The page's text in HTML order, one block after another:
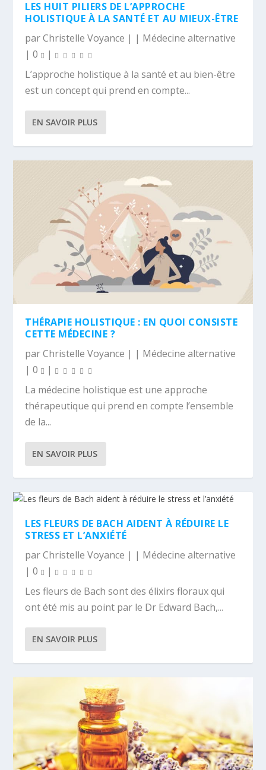
LES HUIT PILIERS DE L’APPROCHE
HOLISTIQUE À LA SANTÉ ET AU MIEUX-ÊTRE
parChristelle Voyance | | Médecine alternative
|0
|
L’approche holistique à la santé et au bien-être
est un concept qui prend en compte...
EN SAVOIR PLUS
THÉRAPIE HOLISTIQUE : EN QUOI CONSISTE
CETTE MÉDECINE ?
parChristelle Voyance | | Médecine alternative
|0
|
La médecine holistique est une approche
thérapeutique qui prend en compte l’ensemble
de la...
EN SAVOIR PLUS
LES FLEURS DE BACH AIDENT À RÉDUIRE LE
STRESS ET L’ANXIÉTÉ
parChristelle Voyance | | Médecine alternative
|0
|
Les fleurs de Bach sont des élixirs floraux qui
ont été mis au point par le Dr Edward Bach,...
EN SAVOIR PLUS